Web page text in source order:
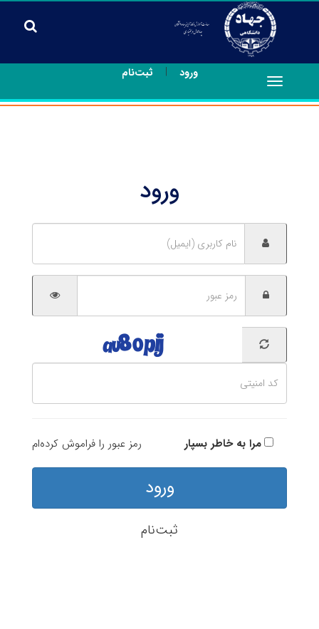
ورود | ثبت‌نام
Toggle
navigation
ورود
مرا به خاطر بسپار رمز عبور را فراموش کرده‌ام
ورود
ثبت‌نام